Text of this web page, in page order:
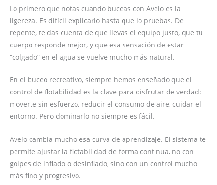
Lo primero que notas cuando buceas con Avelo es la
ligereza. Es difícil explicarlo hasta que lo pruebas. De
repente, te das cuenta de que llevas el equipo justo, que tu
cuerpo responde mejor, y que esa sensación de estar
“colgado” en el agua se vuelve mucho más natural.
En el buceo recreativo, siempre hemos enseñado que el
control de flotabilidad es la clave para disfrutar de verdad:
moverte sin esfuerzo, reducir el consumo de aire, cuidar el
entorno. Pero dominarlo no siempre es fácil.
Avelo cambia mucho esa curva de aprendizaje. El sistema te
permite ajustar la flotabilidad de forma continua, no con
golpes de inflado o desinflado, sino con un control mucho
más fino y progresivo.